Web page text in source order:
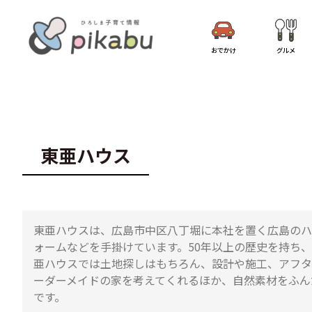
おでかけ グルメ
東亜ハウス
東亜ハウスは、広島市中区八丁堀に本社を置く広島の
ォームなどを手掛けています。50年以上の歴史を持ち
亜ハウスでは土地探しはもちろん、設計や施工、アフ
ーダーメイドの家を考えてくれるほか、自然素材をふ
です。